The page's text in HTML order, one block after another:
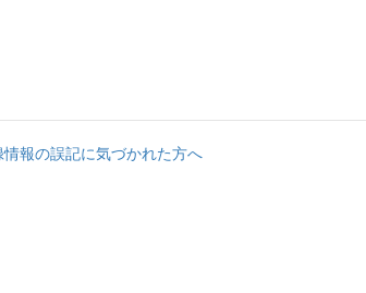
報の誤記に気づかれた方へ